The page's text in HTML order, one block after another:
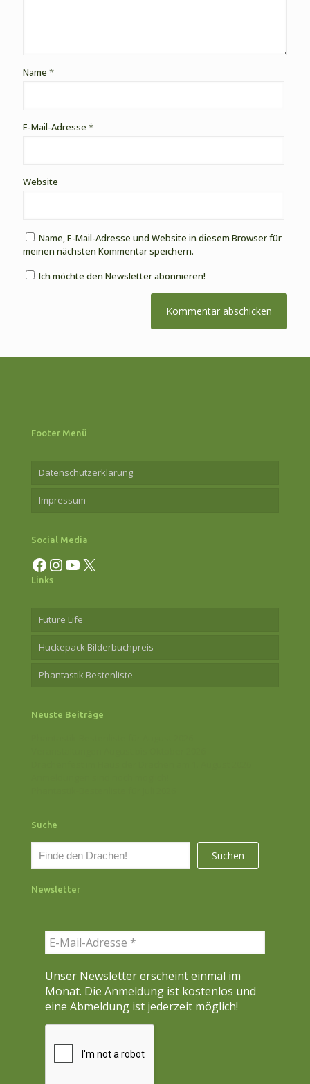
Name *
E-Mail-Adresse *
Website
Name, E-Mail-Adresse und Website in diesem Browser für
meinen nächsten Kommentar speichern.
Ich möchte den Newsletter abonnieren!
Footer Menü
Datenschutzerklärung
Impressum
Social Media
Facebook InstagramYouTube X
Links
Future Life
Huckepack Bilderbuchpreis
Phantastik Bestenliste
Neuste Beiträge
Suche
h
Suchen
Newsletter
Unser Newsletter erscheint einmal im
Monat. Die Anmeldung ist kostenlos und
eine Abmeldung ist jederzeit möglich!